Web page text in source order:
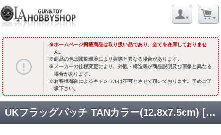
ホームページ掲載商品は取り扱い品であり、全てを在庫しておりませ
ん。
商品の色は閲覧環境により実際と異なる場合があります。
メーカーの仕様変更により、外観・構造等が商品説明及び画像と異なる
場合があります。
お客様都合によるキャンセルは不可とさせて頂いております。予めご了
承下さい。
UKフラッグパッチ TANカラー(12.8x7.5cm) [TPC-TMC2891] [取寄]